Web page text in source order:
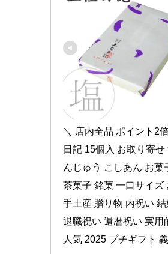
＼ 店内全品 ポイント2
日記 15個入 お取り寄せ
んじゅう こしあん お菓
茶菓子 銘菓 一口サイズ
手土産 贈り物 内祝い
退職祝い 還暦祝い 実用
人気 2025 プチギフト